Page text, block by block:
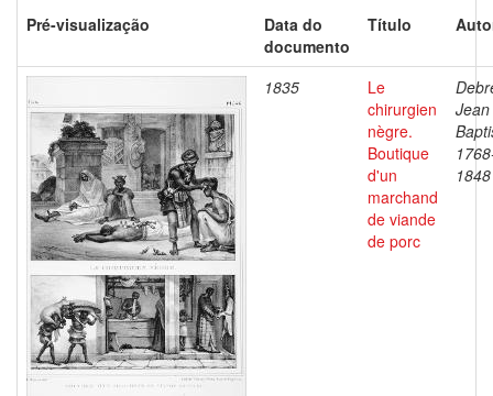
Pré-visualização
Data do
documento
Título
1835
Le
chirurgien
nègre.
Boutique
d'un
marchand
de viande
de porc
Jean
1848